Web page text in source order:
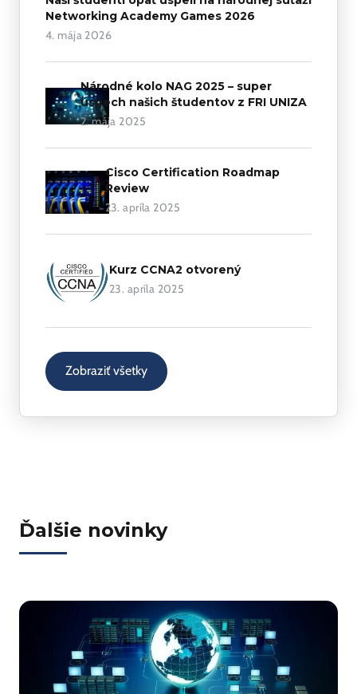
Networking Academy Games 2026
4. mája 2026
Národné kolo NAG 2025 – super
úspech našich študentov z FRI UNIZA
2. mája 2025
Cisco Certification Roadmap
Review
23. apríla 2025
Kurz CCNA2 otvorený
23. apríla 2025
Zobraziť všetky
Ďalšie novinky